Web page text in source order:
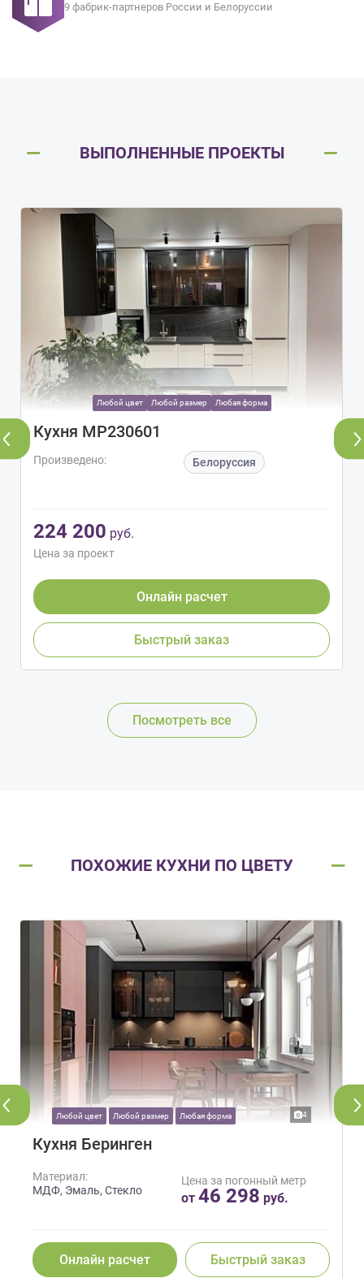
9 фабрик-партнеров России и Белоруссии
ВЫПОЛНЕННЫЕ ПРОЕКТЫ
Любой цвет Любой размер Любая форма
Кухня МР230601
Произведено: Белоруссия
224 200 руб.
Цена за проект
Онлайн расчет
Быстрый заказ
Посмотреть все
ПОХОЖИЕ КУХНИ ПО ЦВЕТУ
Любой цвет Любой размер Любая форма 4
Кухня Беринген
Материал:
МДФ, Эмаль, Стекло
Цена за погонный метр
от46 298 руб.
Онлайн расчет Быстрый заказ